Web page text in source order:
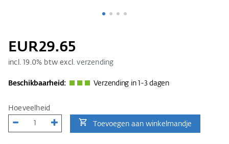
EUR29.65
incl.19.0% btw excl.verzending
Beschikbaarheid: Verzending in 1-3 dagen
Hoeveelheid
Toevoegen aan winkelmandje